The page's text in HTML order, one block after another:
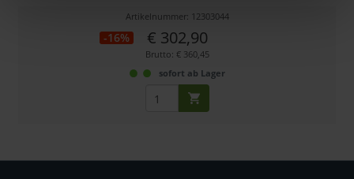
Artikelnummer: 12303044
-16% € 302,90
Brutto: € 360,45
sofort ab Lager